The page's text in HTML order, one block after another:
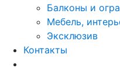
Балконы и
Мебель,
Эксклюзив
Контакты